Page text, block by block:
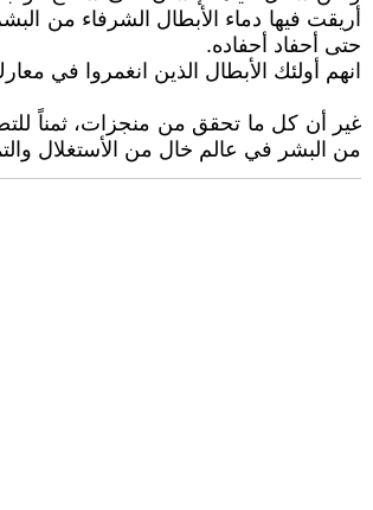
أريقت فيها دماء الأبطال الشرفاء من
حتى أحفاد أحفاده.
انهم أولئك الأبطال الذين انغمروا في
غير أن كل ما تحقق من منجزات، ثمناً
من البشر في عالم خال من الأستغلال